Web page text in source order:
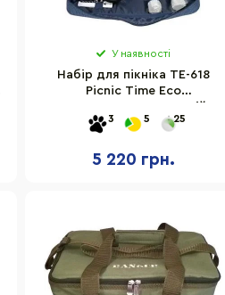
У наявності
Набір для пікніка TE-618
Picnic Time Eco
3 5 25
5 220 грн.